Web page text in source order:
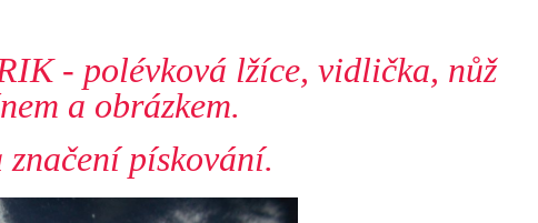
- polévková lžíce, vidlička, nůž
a obrázkem.
značení pískování.